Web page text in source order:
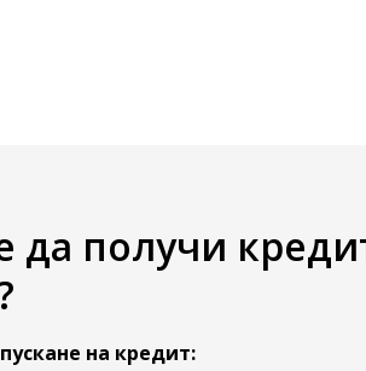
да получи
на кредит: